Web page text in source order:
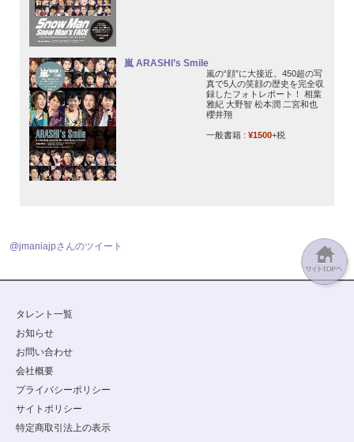
嵐 ARASHI’s Smile
嵐の“顔”に大接近。450超の写
真で5人の笑顔の歴史を完全収
録したフォトレポート！ 相葉
雅紀 大野智 松本潤 二宮和也
櫻井翔
一般書籍 : ¥1500+税
@jmaniajpさんのツイート
タレント一覧
お知らせ
お問い合わせ
会社概要
プライバシーポリシー
サイトポリシー
特定商取引法上の表示